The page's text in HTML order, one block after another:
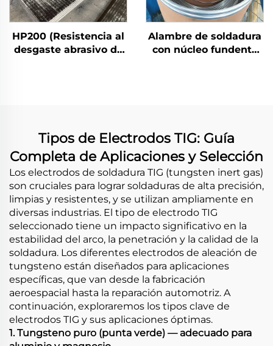
HP200 (Resistencia al
desgaste abrasivo de
Alambre de soldadura
con núcleo fundente
Tipos de Electrodos TIG: Guía
Completa de Aplicaciones y Selección
Los electrodos de soldadura TIG (tungsten inert gas)
son cruciales para lograr soldaduras de alta precisión,
limpias y resistentes, y se utilizan ampliamente en
diversas industrias. El tipo de electrodo TIG
seleccionado tiene un impacto significativo en la
estabilidad del arco, la penetración y la calidad de la
soldadura. Los diferentes electrodos de aleación de
tungsteno están diseñados para aplicaciones
específicas, que van desde la fabricación
aeroespacial hasta la reparación automotriz. A
continuación, exploraremos los tipos clave de
electrodos TIG y sus aplicaciones óptimas.
1. Tungsteno puro (punta verde) — adecuado para